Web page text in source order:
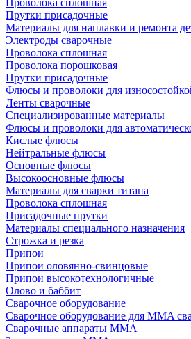
Проволока сплошная
Прутки присадочные
Материалы для наплавки и ремонта
Электроды сварочные
Проволока сплошная
Проволока порошковая
Прутки присадочные
Флюсы и проволоки для
Ленты сварочные
Специализированные материалы
Флюсы и проволоки для
Кислые флюсы
Нейтральные флюсы
Основные флюсы
Высокоосновные флюсы
Материалы для сварки титана
Проволока сплошная
Присадочные прутки
Материалы специального назначения
Строжка и резка
Припои
Припои оловянно-свинцовые
Припои высокотехнологичные
Олово и баббит
Сварочное оборудование
Сварочное оборудование для MMA
Сварочные аппараты MMA